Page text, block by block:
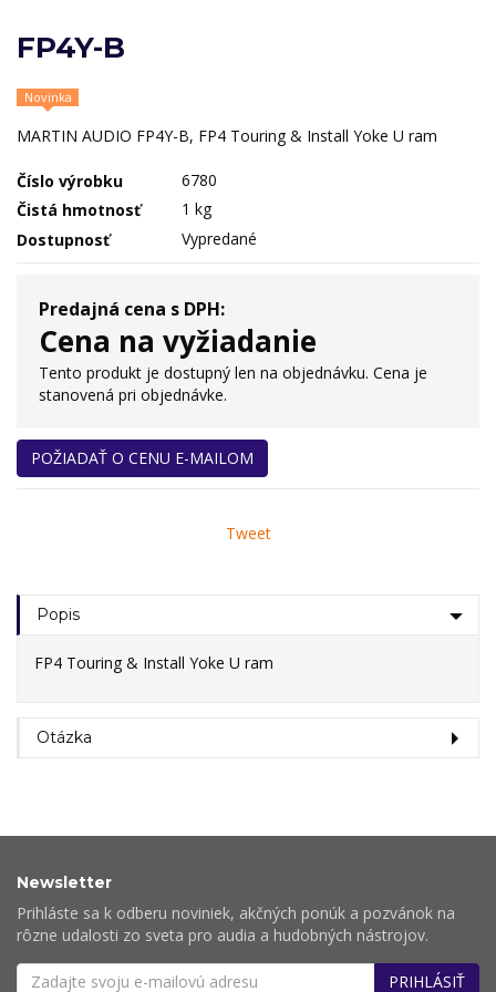
FP4Y-B
Novinka
MARTIN AUDIO FP4Y-B, FP4 Touring & Install Yoke U ram
Číslo výrobku
6780
Čistá hmotnosť
1 kg
Dostupnosť
Vypredané
Predajná cena s DPH:
Cena na vyžiadanie
Tento produkt je dostupný len na objednávku. Cena je
stanovená pri objednávke.
POŽIADAŤ O CENU E-MAILOM
Tweet
Popis
FP4 Touring & Install Yoke U ram
Otázka
Newsletter
Prihláste sa k odberu noviniek, akčných ponúk a pozvánok na
rôzne udalosti zo sveta pro audia a hudobných nástrojov.
PRIHLÁSIŤ